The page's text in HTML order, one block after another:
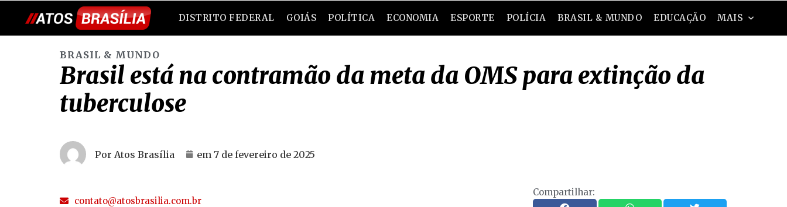
DISTRITO FEDERAL GOIÁS POLÍTICA ECONOMIA ESPORTE POLÍCIA BRASIL & MUNDO EDUCAÇÃO MAIS
BRASIL & MUNDO
Brasil está na contramão da meta da OMS para extinção da
tuberculose
Por Atos Brasília em 7 de fevereiro de 2025
contato@atosbrasilia.com.br
Compartilhar: